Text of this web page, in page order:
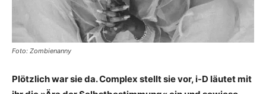
Foto: Zombienanny
Plötzlich war sie da. Complex stellt sie vor, i-D läutet mit